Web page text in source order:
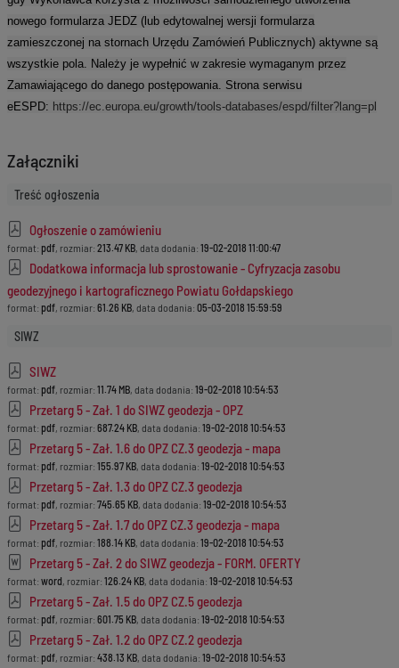
nowego formularza JEDZ (lub edytowalnej wersji formularza
zamieszczonej na stornach Urzędu Zamówień Publicznych) aktywne są
wszystkie pola. Należy je wypełnić w zakresie wymaganym przez
Zamawiającego do danego postępowania. Strona serwisu
eESPD: https://ec.europa.eu/growth/tools-databases/espd/filter?lang=pl
Załączniki
Treść ogłoszenia
Ogłoszenie o zamówieniu
format: pdf, rozmiar: 213.47 KB, data dodania: 19-02-2018 11:00:47
Dodatkowa informacja lub sprostowanie - Cyfryzacja zasobu
geodezyjnego i kartograficznego Powiatu Gołdapskiego
format: pdf, rozmiar: 61.26 KB, data dodania: 05-03-2018 15:59:59
SIWZ
SIWZ
format: pdf, rozmiar: 11.74 MB, data dodania: 19-02-2018 10:54:53
Przetarg 5 - Zał. 1 do SIWZ geodezja - OPZ
format: pdf, rozmiar: 687.24 KB, data dodania: 19-02-2018 10:54:53
Przetarg 5 - Zał. 1.6 do OPZ CZ.3 geodezja - mapa
format: pdf, rozmiar: 155.97 KB, data dodania: 19-02-2018 10:54:53
Przetarg 5 - Zał. 1.3 do OPZ CZ.3 geodezja
format: pdf, rozmiar: 745.65 KB, data dodania: 19-02-2018 10:54:53
Przetarg 5 - Zał. 1.7 do OPZ CZ.3 geodezja - mapa
format: pdf, rozmiar: 188.14 KB, data dodania: 19-02-2018 10:54:53
Przetarg 5 - Zał. 2 do SIWZ geodezja - FORM. OFERTY
format: word, rozmiar: 126.24 KB, data dodania: 19-02-2018 10:54:53
Przetarg 5 - Zał. 1.5 do OPZ CZ.5 geodezja
format: pdf, rozmiar: 601.75 KB, data dodania: 19-02-2018 10:54:53
Przetarg 5 - Zał. 1.2 do OPZ CZ.2 geodezja
format: pdf, rozmiar: 438.13 KB, data dodania: 19-02-2018 10:54:53